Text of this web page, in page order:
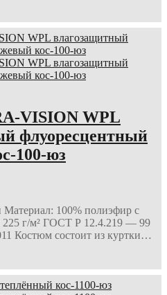
VISION WPL
флуоресцентный
100-юз
100% полиэфир с
г/м² ГОСТ Р 12.4.219 — 99
Костюм состоит из куртки…